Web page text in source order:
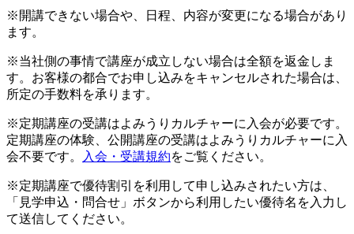
※開講できない場合や、日程、内容が変更になる場合があり
ます。
※当社側の事情で講座が成立しない場合は全額を返金しま
す。お客様の都合でお申し込みをキャンセルされた場合は、
所定の手数料を承ります。
※定期講座の受講はよみうりカルチャーに入会が必要です。
定期講座の体験、公開講座の受講はよみうりカルチャーに入
会不要です。
入会・受講規約をご覧ください。
※定期講座で優待割引を利用して申し込みされたい方は、
「見学申込・問合せ」ボタンから利用したい優待名を入力し
て送信してください。